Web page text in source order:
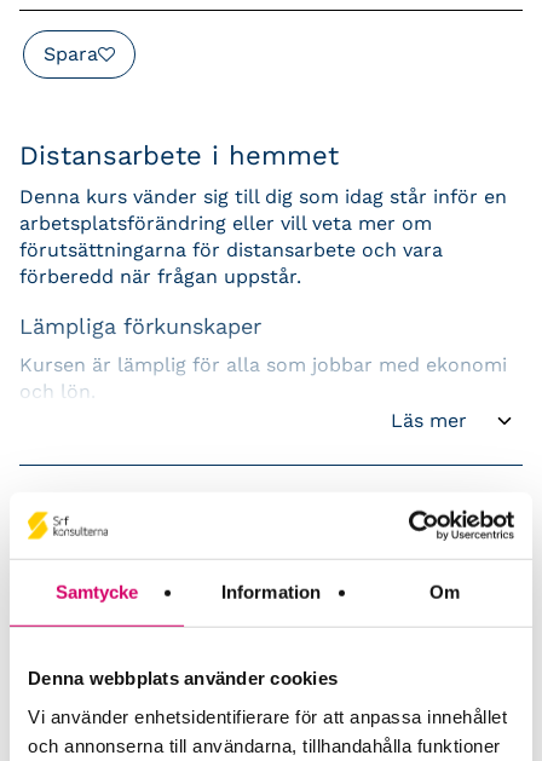
Samtycke Information Om
Denna webbplats använder cookies
Vi använder enhetsidentifierare för att anpassa innehållet
och annonserna till användarna, tillhandahålla funktioner
Spara
Distansarbete i hemmet
Denna kurs vänder sig till dig som idag står inför en
arbetsplatsförändring eller vill veta mer om
förutsättningarna för distansarbete och vara
förberedd när frågan uppstår.
Lämpliga förkunskaper
Kursen är lämplig för alla som jobbar med ekonomi
och lön.
distansarbete utifrån arbetsgivarens perspektiv och
konsekvenser för den anställde. Samt vad som gäller
vid beskattningen för arbetsgivaren och anställda
Kursinnehåll
När blir hemmet tjänsteställe och vad innebär
det?
Hur beskattas kostnadsersättning för lokal,
Läs mer
Aktualitetstimmar för
Auktoriserade konsulter
Redovisningskonsulter
Redovisning: 0,75 tim